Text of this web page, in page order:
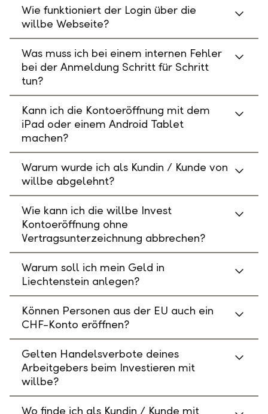
Wie funktioniert der Login über die
willbe Webseite?
Was muss ich bei einem internen Fehler
bei der Anmeldung Schritt für Schritt
tun?
Kann ich die Kontoeröffnung mit dem
iPad oder einem Android Tablet
machen?
Warum wurde ich als Kundin / Kunde von
willbe abgelehnt?
Wie kann ich die willbe Invest
Kontoeröffnung ohne
Vertragsunterzeichnung abbrechen?
Warum soll ich mein Geld in
Liechtenstein anlegen?
Können Personen aus der EU auch ein
CHF-Konto eröffnen?
Gelten Handelsverbote deines
Arbeitgebers beim Investieren mit
willbe?
Wo finde ich als Kundin / Kunde mit